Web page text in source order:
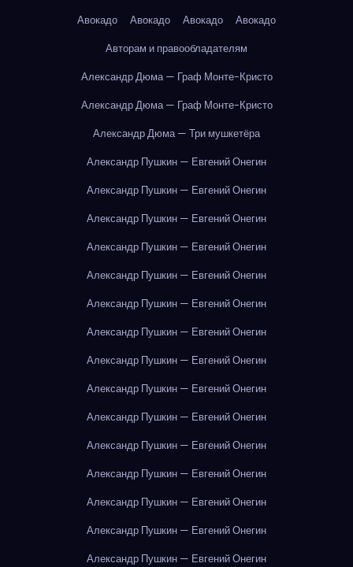
Авокадо
Авокадо Авокадо
Авокадо
Авторам и правообладателям
Александр Дюма — Граф Монте-Кристо
Александр Дюма — Граф Монте-Кристо
Александр Дюма — Три мушкетёра
Александр Пушкин — Евгений Онегин
Александр Пушкин — Евгений Онегин
Александр Пушкин — Евгений Онегин
Александр Пушкин — Евгений Онегин
Александр Пушкин — Евгений Онегин
Александр Пушкин — Евгений Онегин
Александр Пушкин — Евгений Онегин
Александр Пушкин — Евгений Онегин
Александр Пушкин — Евгений Онегин
Александр Пушкин — Евгений Онегин
Александр Пушкин — Евгений Онегин
Александр Пушкин — Евгений Онегин
Александр Пушкин — Евгений Онегин
Александр Пушкин — Евгений Онегин
Александр Пушкин — Евгений Онегин